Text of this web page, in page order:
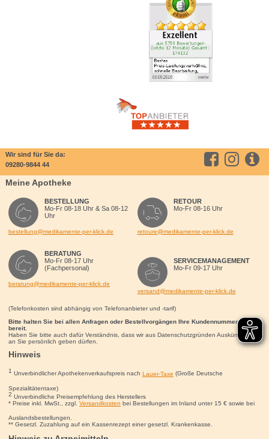
Wir sind für Sie da:
09280-9844 44
Meine Apotheke
BESTELLUNG
Mo-Fr 08-18 Uhr & Sa 08-12
Uhr
bestellung@medikamente-per-klick.de
BERATUNG
Mo-Fr 08-17 Uhr
(Fachpersonal)
beratung@medikamente-per-klick.de
RETOUR
Mo-Fr 08-16 Uhr
retoure@medikamente-per-klick.de
SERVICEMANAGEMENT
Mo-Fr 09-17 Uhr
versand@medikamente-per-klick.de
(Telefonkosten sind abhängig von Telefonanbieter und -tarif)
Bitte halten Sie bei allen Anfragen oder Bestellvorgängen Ihre Kundennummer für uns
bereit.
Haben Sie bitte auch dafür Verständnis, dass wir aus Datenschutzgründen Auskünfte nur
an Sie persönlich geben dürfen.
Hinweis
1 Unverbindlicher Apothekenverkaufspreis nach Lauer-Taxe (Große Deutsche
Spezialitätentaxe)
2 Unverbindliche Preisempfehlung des Herstellers
* Preise inkl. MwSt., zzgl. Versandkosten bei Bestellungen im Inland unter 15 €sowie bei
Auslandsbestellungen.
** Gesetzl. Zuzahlung auf ein Kassenrezept einer gesetzl. Krankenkasse.